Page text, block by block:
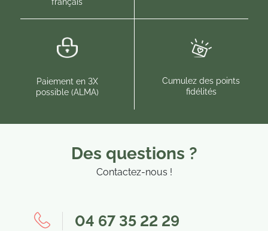
(113 avis)
français
Paiement en 3X
possible (ALMA)
Cumulez des points
fidélités
Des questions ?
Contactez-nous !
04 67 35 22 29